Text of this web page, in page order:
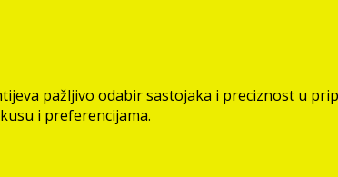
pažljivo odabir sastojaka i preciznost u
i preferencijama.